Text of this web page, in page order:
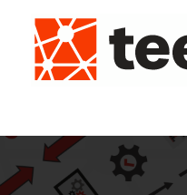
content